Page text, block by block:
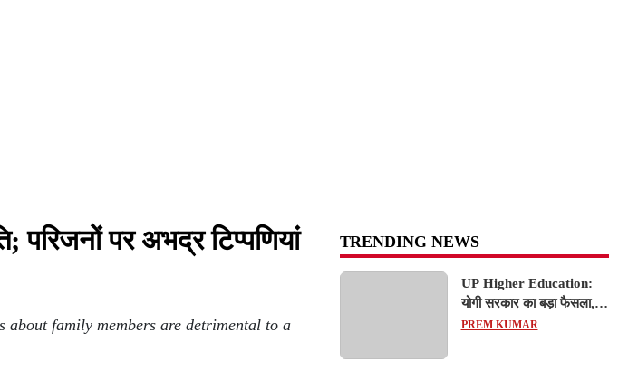
परिजनों पर अभद्र टिप्पणियां
family members are detrimental to a
TRENDING NEWS
UP Higher Education:
योगी सरकार का बड़ा फैसला,
यूपी में 3 नए प्राइवेट
PREM KUMAR